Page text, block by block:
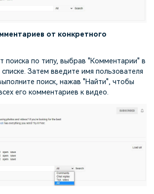
от конкретного
поиска по типу, выбрав "Комментарии" в
Затем введите имя пользователя
поиск, нажав "Найти", чтобы
его комментариев к видео.